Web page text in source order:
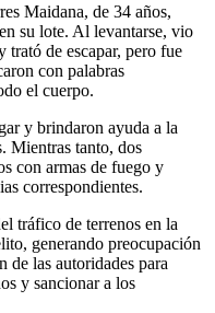
Maidana, de 34 años,
su lote. Al levantarse, vio
trató de escapar, pero fue
con palabras
el cuerpo.
y brindaron ayuda a la
Mientras tanto, dos
con armas de fuego y
correspondientes.
tráfico de terrenos en la
generando preocupación
de las autoridades para
y sancionar a los